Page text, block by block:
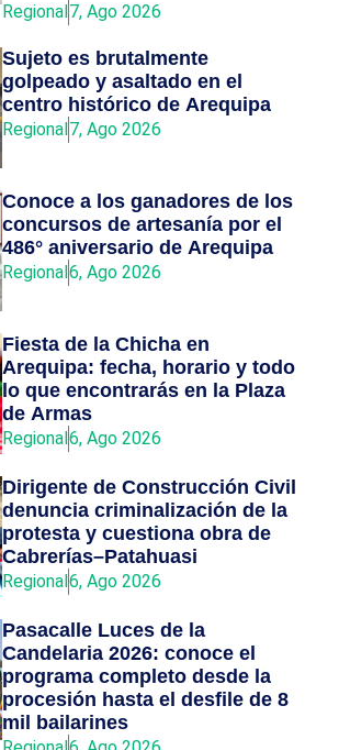
Regional 7, Ago 2026
Sujeto es brutalmente
golpeado y asaltado en el
centro histórico de Arequipa
Regional 7, Ago 2026
Conoce a los ganadores de los
concursos de artesanía por el
486° aniversario de Arequipa
Regional 6, Ago 2026
Fiesta de la Chicha en
Arequipa: fecha, horario y todo
lo que encontrarás en la Plaza
de Armas
Regional 6, Ago 2026
Dirigente de Construcción Civil
denuncia criminalización de la
protesta y cuestiona obra de
Cabrerías–Patahuasi
Regional 6, Ago 2026
Pasacalle Luces de la
Candelaria 2026: conoce el
programa completo desde la
procesión hasta el desfile de 8
mil bailarines